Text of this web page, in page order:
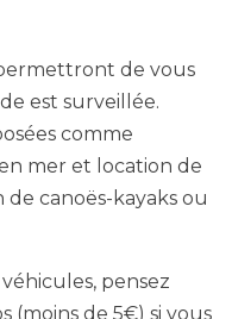
de vous
est surveillée.
comme
mer et location de
canoës-kayaks ou
pensez
(moins de 5€) si vous